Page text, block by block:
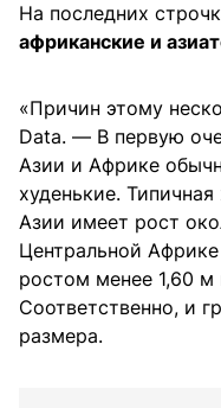
На последних
африканские и
«Причин этому
Data. — В первую
Азии и Африке
худенькие.
Азии имеет рост
Центральной
ростом менее 1,60 м
Соответственно, и
размера.